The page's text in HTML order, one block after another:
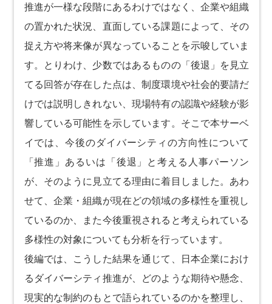
推進が一様な段階にあるわけではなく、企業や組織
の置かれた状況、直面している課題によって、その
捉え方や将来像が異なっていることを示唆していま
す。とりわけ、少数ではあるものの「後退」を見立
てる回答が存在した点は、制度環境や社会的要請だ
けでは説明しきれない、現場特有の認識や経験が影
響している可能性を示しています。そこで本サーベ
イでは、今後のダイバーシティの方向性について
「推進」あるいは「後退」と考える人事パーソン
が、そのように見立てる理由に着目しました。あわ
せて、企業・組織が現在どの領域の多様性を重視し
ているのか、また今後重視されると考えられている
多様性の対象についても分析を行っています。
後編では、こうした結果を通じて、日本企業におけ
るダイバーシティ推進が、どのような期待や懸念、
現実的な制約のもとで語られているのかを整理し、